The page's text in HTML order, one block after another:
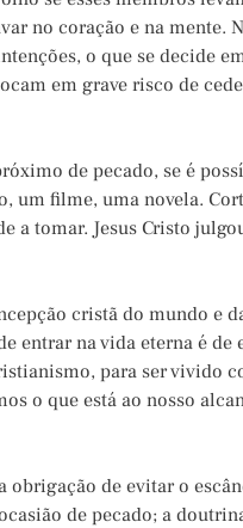
no coração e na mente.
o que se decide
em grave risco de
de pecado, se é
um filme, uma novela.
a tomar. Jesus Cristo
cristã do mundo e
entrar na vida eterna é
para ser vivido
o que está ao nosso
obrigação de evitar o
de pecado; a